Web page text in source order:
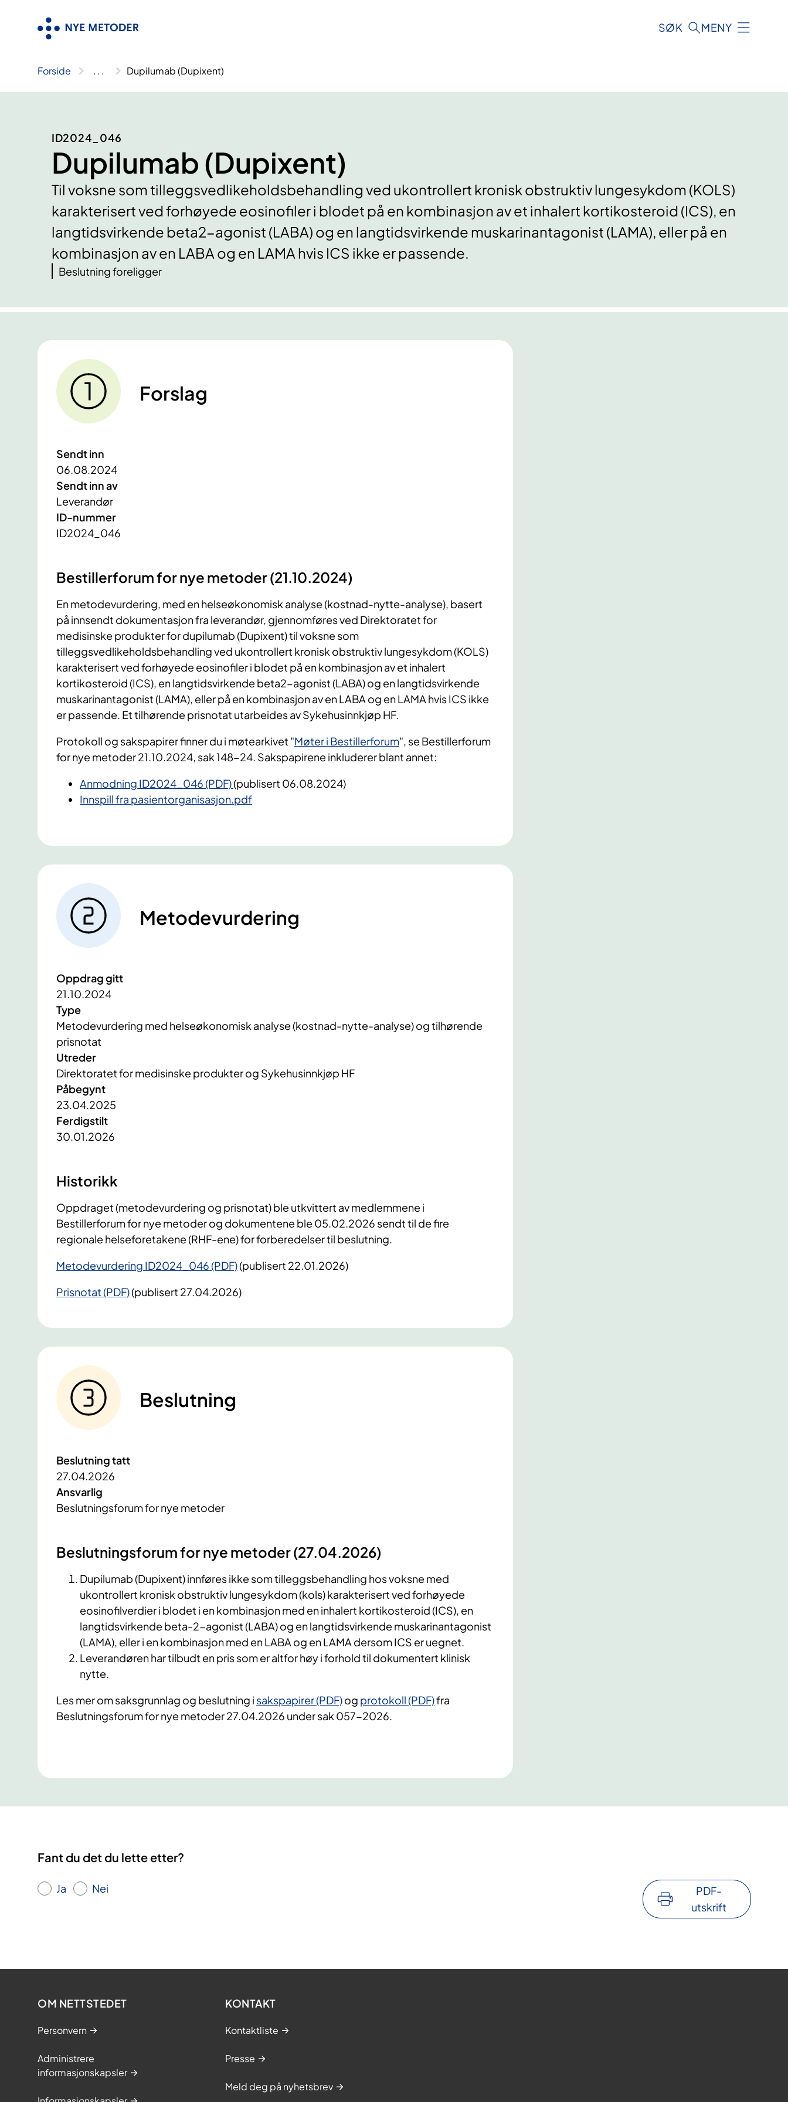
SØK MENY
Forside .. . Dupilumab (Dupixent)
ID2024_046
Dupilumab (Dupixent)
Til voksne som tilleggsvedlikeholdsbehandling ved ukontrollert kronisk obstruktiv lungesykdom (KOLS)
karakterisert ved forhøyede eosinofiler i blodet på en kombinasjon av et inhalert kortikosteroid (ICS), en
langtidsvirkende beta2-agonist (LABA) og en langtidsvirkende muskarinantagonist (LAMA), eller på en
kombinasjon av en LABA og en LAMA hvis ICS ikke er passende.
Beslutning foreligger
Forslag
Sendt inn
06.08.2024
Sendt inn av
Leverandør
ID-nummer
ID2024_046
Bestillerforum for nye metoder (21.10.2024)
En metodevurdering, med en helseøkonomisk analyse (kostnad-nytte-analyse), basert
på innsendt dokumentasjon fra leverandør, gjennomføres ved Direktoratet for
medisinske produkter for dupilumab (Dupixent) til voksne som
tilleggsvedlikeholdsbehandling ved ukontrollert kronisk obstruktiv lungesykdom (KOLS)
karakterisert ved forhøyede eosinofiler i blodet på en kombinasjon av et inhalert
kortikosteroid (ICS), en langtidsvirkende beta2-agonist (LABA) og en langtidsvirkende
muskarinantagonist (LAMA), eller på en kombinasjon av en LABA og en LAMA hvis ICS ikke
er passende. Et tilhørende prisnotat utarbeides av Sykehusinnkjøp HF.
Protokoll og sakspapirer finner du i møtearkivet "Møter i Bestillerforum", se Bestillerforum
for nye metoder 21.10.2024, sak 148-24. Sakspapirene inkluderer blant annet:
Anmodning ID2024_046 (PDF)(publisert 06.08.2024)
Innspill fra pasientorganisasjon.pdf
Metodevurdering
Oppdrag gitt
21.10.2024
Type
Metodevurdering med helseøkonomisk analyse (kostnad-nytte-analyse) og tilhørende
prisnotat
Utreder
Direktoratet for medisinske produkter og Sykehusinnkjøp HF
Påbegynt
23.04.2025
Ferdigstilt
30.01.2026
Historikk
Oppdraget (metodevurdering og prisnotat) ble utkvittert av medlemmene i
Bestillerforum for nye metoder og dokumentene ble 05.02.2026 sendt til de fire
regionale helseforetakene (RHF-ene) for forberedelser til beslutning.
Metodevurdering ID2024_046 (PDF)(publisert 22.01.2026)
Prisnotat (PDF)(publisert 27.04.2026)
Beslutning
Beslutning tatt
27.04.2026
Ansvarlig
Beslutningsforum for nye metoder
Beslutningsforum for nye metoder (27.04.2026)
Dupilumab (Dupixent) innføres ikke som tilleggsbehandling hos voksne med
ukontrollert kronisk obstruktiv lungesykdom (kols) karakterisert ved forhøyede
eosinofilverdier i blodet i en kombinasjon med en inhalert kortikosteroid (ICS), en
langtidsvirkende beta-2-agonist (LABA) og en langtidsvirkende muskarinantagonist
(LAMA), eller i en kombinasjon med en LABA og en LAMA dersom ICS er uegnet.
Leverandøren har tilbudt en pris som er altfor høy i forhold til dokumentert klinisk
nytte.
Les mer om saksgrunnlag og beslutning i sakspapirer (PDF)og protokoll (PDF)fra
Beslutningsforum for nye metoder 27.04.2026 under sak 057-2026.
Fant du det du lette etter?
Ja Nei
PDF-
utskrift
OM NETTSTEDET
Personvern
Administrere
informasjonskapsler
KONTAKT
Kontaktliste
Presse
Meld deg på nyhetsbrev